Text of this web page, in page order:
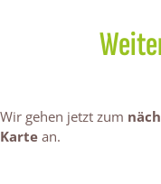
Wir gehen jetzt zum
Karte an.